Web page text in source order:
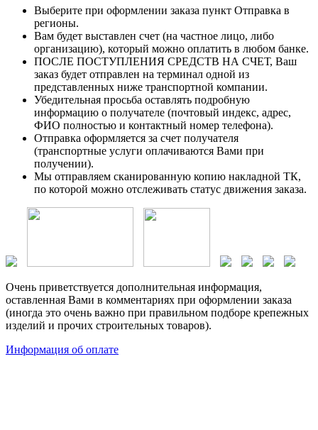
Выберите при оформлении заказа пункт Отправка в
регионы.
Вам будет выставлен счет (на частное лицо, либо
организацию), который можно оплатить в любом банке.
ПОСЛЕ ПОСТУПЛЕНИЯ СРЕДСТВ НА СЧЕТ, Ваш
заказ будет отправлен на терминал одной из
представленных ниже транспортной компании.
Убедительная просьба оставлять подробную
информацию о получателе (почтовый индекс, адрес,
ФИО полностью и контактный номер телефона).
Отправка оформляется за счет получателя
(транспортные услуги оплачиваются Вами при
получении).
Мы отправляем сканированную копию накладной ТК,
по которой можно отслеживать статус движения заказа.
Очень приветствуется дополнительная информация,
оставленная Вами в комментариях при оформлении заказа
(иногда это очень важно при правильном подборе крепежных
изделий и прочих строительных товаров).
Информация об оплате